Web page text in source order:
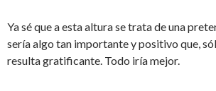
Ya sé que a esta altura se trata de una
sería algo tan importante y positivo que,
resulta gratificante. Todo iría mejor.